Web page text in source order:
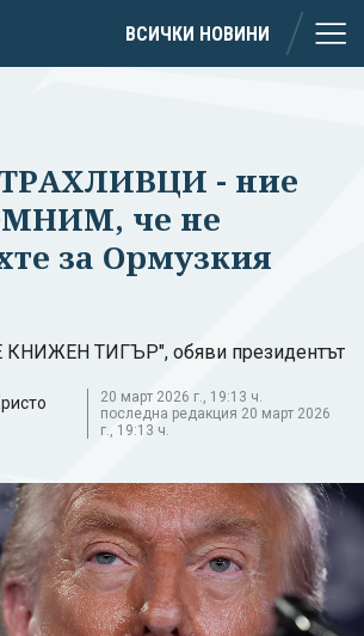
ВСИЧКИ НОВИНИ
- ние
че не
за Ормузкия
ТИГЪР", обяви президентът
20 март 2026 г., 19:13 ч.
последна редакция 20 март 2026
г., 19:13 ч.